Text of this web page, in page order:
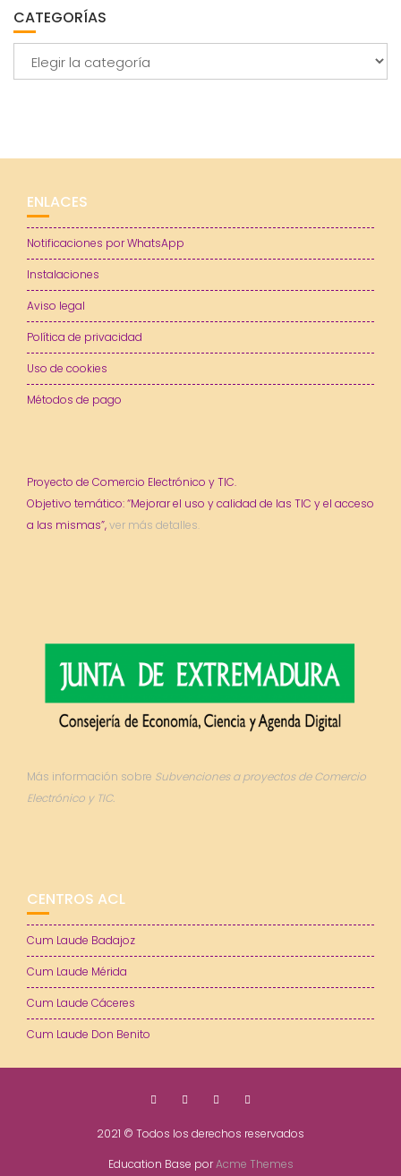
CATEGORÍAS
ENLACES
Notificaciones por WhatsApp
Instalaciones
Aviso legal
Política de privacidad
Uso de cookies
Métodos de pago
Proyecto de Comercio Electrónico y TIC.
Objetivo temático: “Mejorar el uso y calidad de las TIC y el acceso
a las mismas”,ver más detalles.
Más información sobre Subvenciones a proyectos de Comercio
Electrónico y TIC.
CENTROS ACL
Cum Laude Badajoz
Cum Laude Mérida
Cum Laude Cáceres
Cum Laude Don Benito
2021 © Todos los derechos reservados
Education Base porAcme Themes